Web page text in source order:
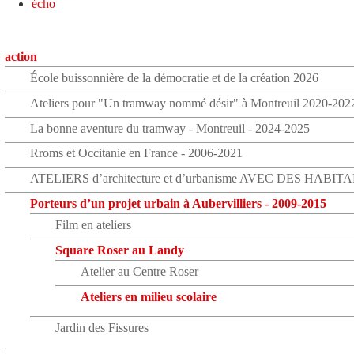
écho
action
École buissonnière de la démocratie et de la création 2026
Ateliers pour "Un tramway nommé désir" à Montreuil 2020-
La bonne aventure du tramway - Montreuil - 2024-2025
Rroms et Occitanie en France - 2006-2021
ATELIERS d’architecture et d’urbanisme AVEC DES
Porteurs d’un projet urbain à Aubervilliers - 2009-2015
Film en ateliers
Square Roser au Landy
Atelier au Centre Roser
Ateliers en milieu scolaire
Jardin des Fissures